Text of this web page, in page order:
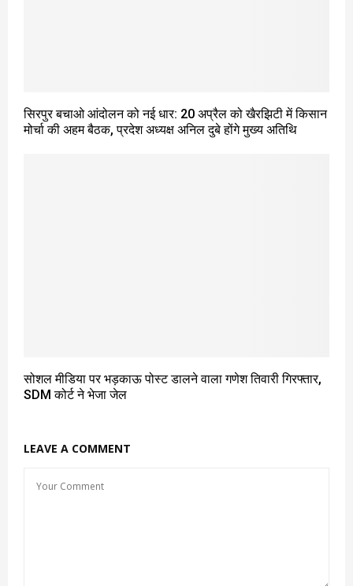
सिरपुर बचाओ आंदोलन को नई धार: 20 अप्रैल को खैरझिटी में किसान
मोर्चा की अहम बैठक, प्रदेश अध्यक्ष अनिल दुबे होंगे मुख्य अतिथि
सोशल मीडिया पर भड़काऊ पोस्ट डालने वाला गणेश तिवारी गिरफ्तार,
SDM कोर्ट ने भेजा जेल
LEAVE A COMMENT